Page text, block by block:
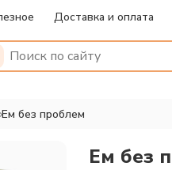
Доставка и оплата
Ем без проблем
Ем без